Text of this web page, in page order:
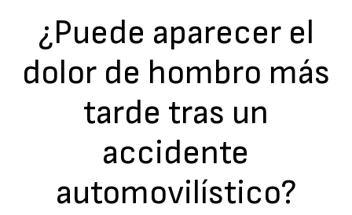
¿Puede aparecer el
dolor de hombro más
tarde tras un
accidente
automovilístico?